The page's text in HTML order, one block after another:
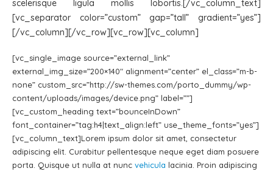
scelerisque ligula mollis lobortis.[/vc_column_text]
[vc_separator color=”custom” gap=”tall” gradient=”yes”]
[/vc_column][/vc_row][vc_row][vc_column]
[vc_single_image source=”external_link”
external_img_size=”200×140″ alignment=”center” el_class=”m-b-
none” custom_src=”http://sw-themes.com/porto_dummy/wp-
content/uploads/images/device.png” label=””]
[vc_custom_heading text=”bounceInDown”
font_container=”tag:h4|text_align:left” use_theme_fonts=”yes”]
[vc_column_text]Lorem ipsum dolor sit amet, consectetur
adipiscing elit. Curabitur pellentesque neque eget diam posuere
porta. Quisque ut nulla at nunc vehicula lacinia. Proin adipiscing